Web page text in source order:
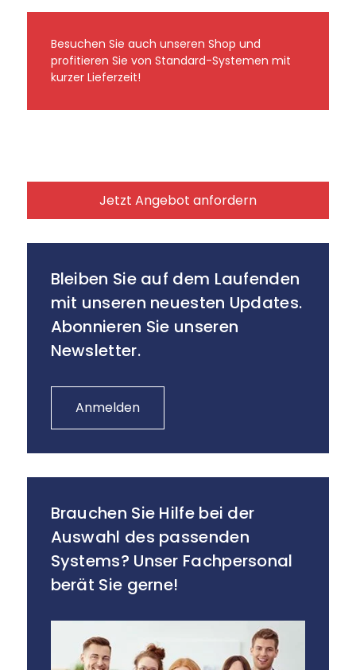
Besuchen Sie auch unseren Shop und
profitieren Sie von Standard-Systemen mit
kurzer Lieferzeit!
Jetzt Angebot anfordern
Bleiben Sie auf dem Laufenden
mit unseren neuesten Updates.
Abonnieren Sie unseren
Newsletter.
Anmelden
Brauchen Sie Hilfe bei der
Auswahl des passenden
Systems? Unser Fachpersonal
berät Sie gerne!